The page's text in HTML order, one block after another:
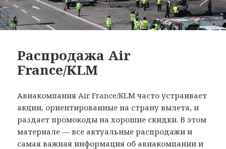
Распродажа Air
France/KLM
Авиакомпания Air France/KLM часто устраивает
акции, ориентированные на страну вылета, и
раздает промокоды на хорошие скидки. В этом
материале — все актуальные распродажи и
самая важная информация об авиакомпании и